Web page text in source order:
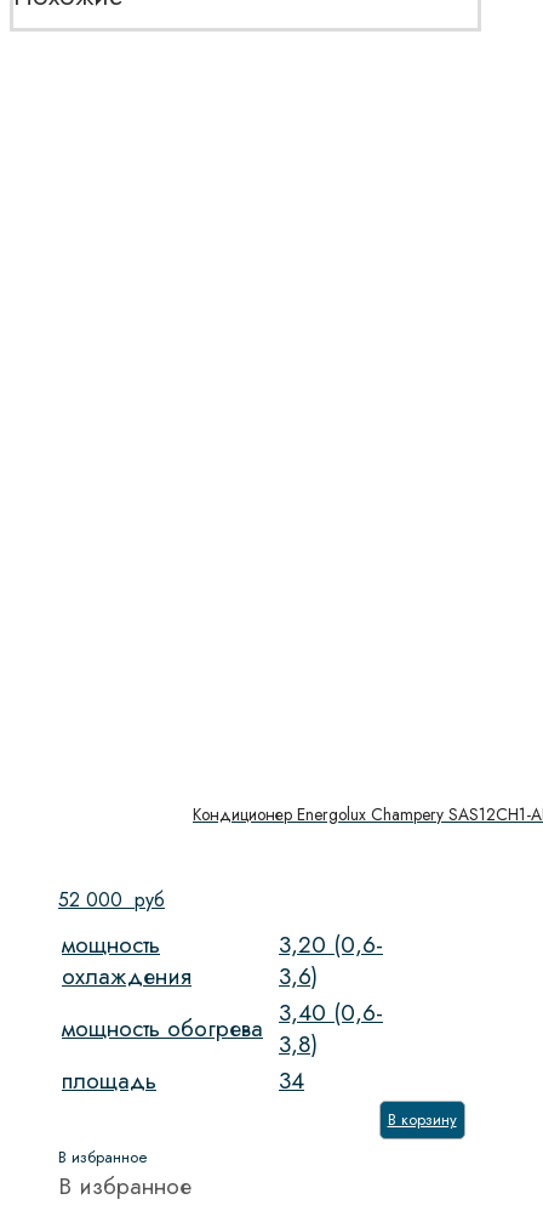
Кондиционер Energolux Champery SAS12CH1-
52 000 руб
мощность
охлаждения
3,20 (0,6-
3,6)
мощность обогрева 3,40 (0,6-
3,8)
площадь
34
В корзину
В избранное
В избранное